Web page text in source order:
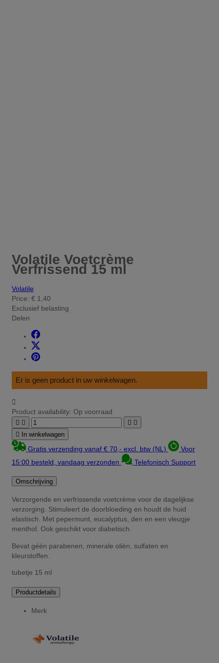
Volatile Voetcrème
Verfrissend 15 ml
Volatile
Price: € 1,40
Exclusief belasting
Delen
Er is geen product in uw winkelwagen.

Product availability: Op voorraad
   
 In winkelwagen
Gratis verzending vanaf € 70,- excl. btw (NL)
Voor
15:00 besteld, vandaag verzonden
Telefonisch Support
Omschrijving
Verzorgende en verfrissende voetcrème voor de dagelijkse
verzorging. Stimuleert de doorbloeding en houdt de huid
elastisch. Met pepermunt, eucalyptus, den en een vleugje
menthol. Ook geschikt voor diabetisch.
Bevat géén parabenen, minerale oliën, sulfaten en
kleurstoffen.
tubetje 15 ml
Productdetails
Merk